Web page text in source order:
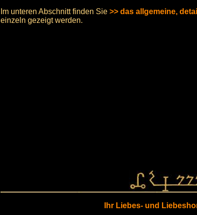
Im unteren Abschnitt finden Sie>> das allgemeine,
einzeln gezeigt werden.
Ihr Liebes- und